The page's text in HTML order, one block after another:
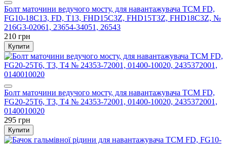
Болт маточини ведучого мосту, для навантажувача TCM FD,
FG10-18C13, FD, T13, FHD15C3Z, FHD15T3Z, FHD18C3Z, №
216G3-02061, 23654-34051, 26543
210 грн
Купити
Болт маточини ведучого мосту, для навантажувача TCM FD,
FG20-25T6, T3, T4 № 24353-72001, 01400-10020, 2435372001,
0140010020
295 грн
Купити